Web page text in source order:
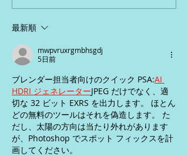
最新順
mwpvruxrgmbhsgdj
5日前
ブレンダー担当者向けのクイック PSA:AI
HDRI ジェネレーターJPEG だけでなく、適
切な 32 ビット EXRS を出力します。 ほとん
どの無料のツールはそれを偽造します。 た
だし、太陽の方向は当たり外れがあります
が、Photoshop でスポット フィックスを計
画してください。